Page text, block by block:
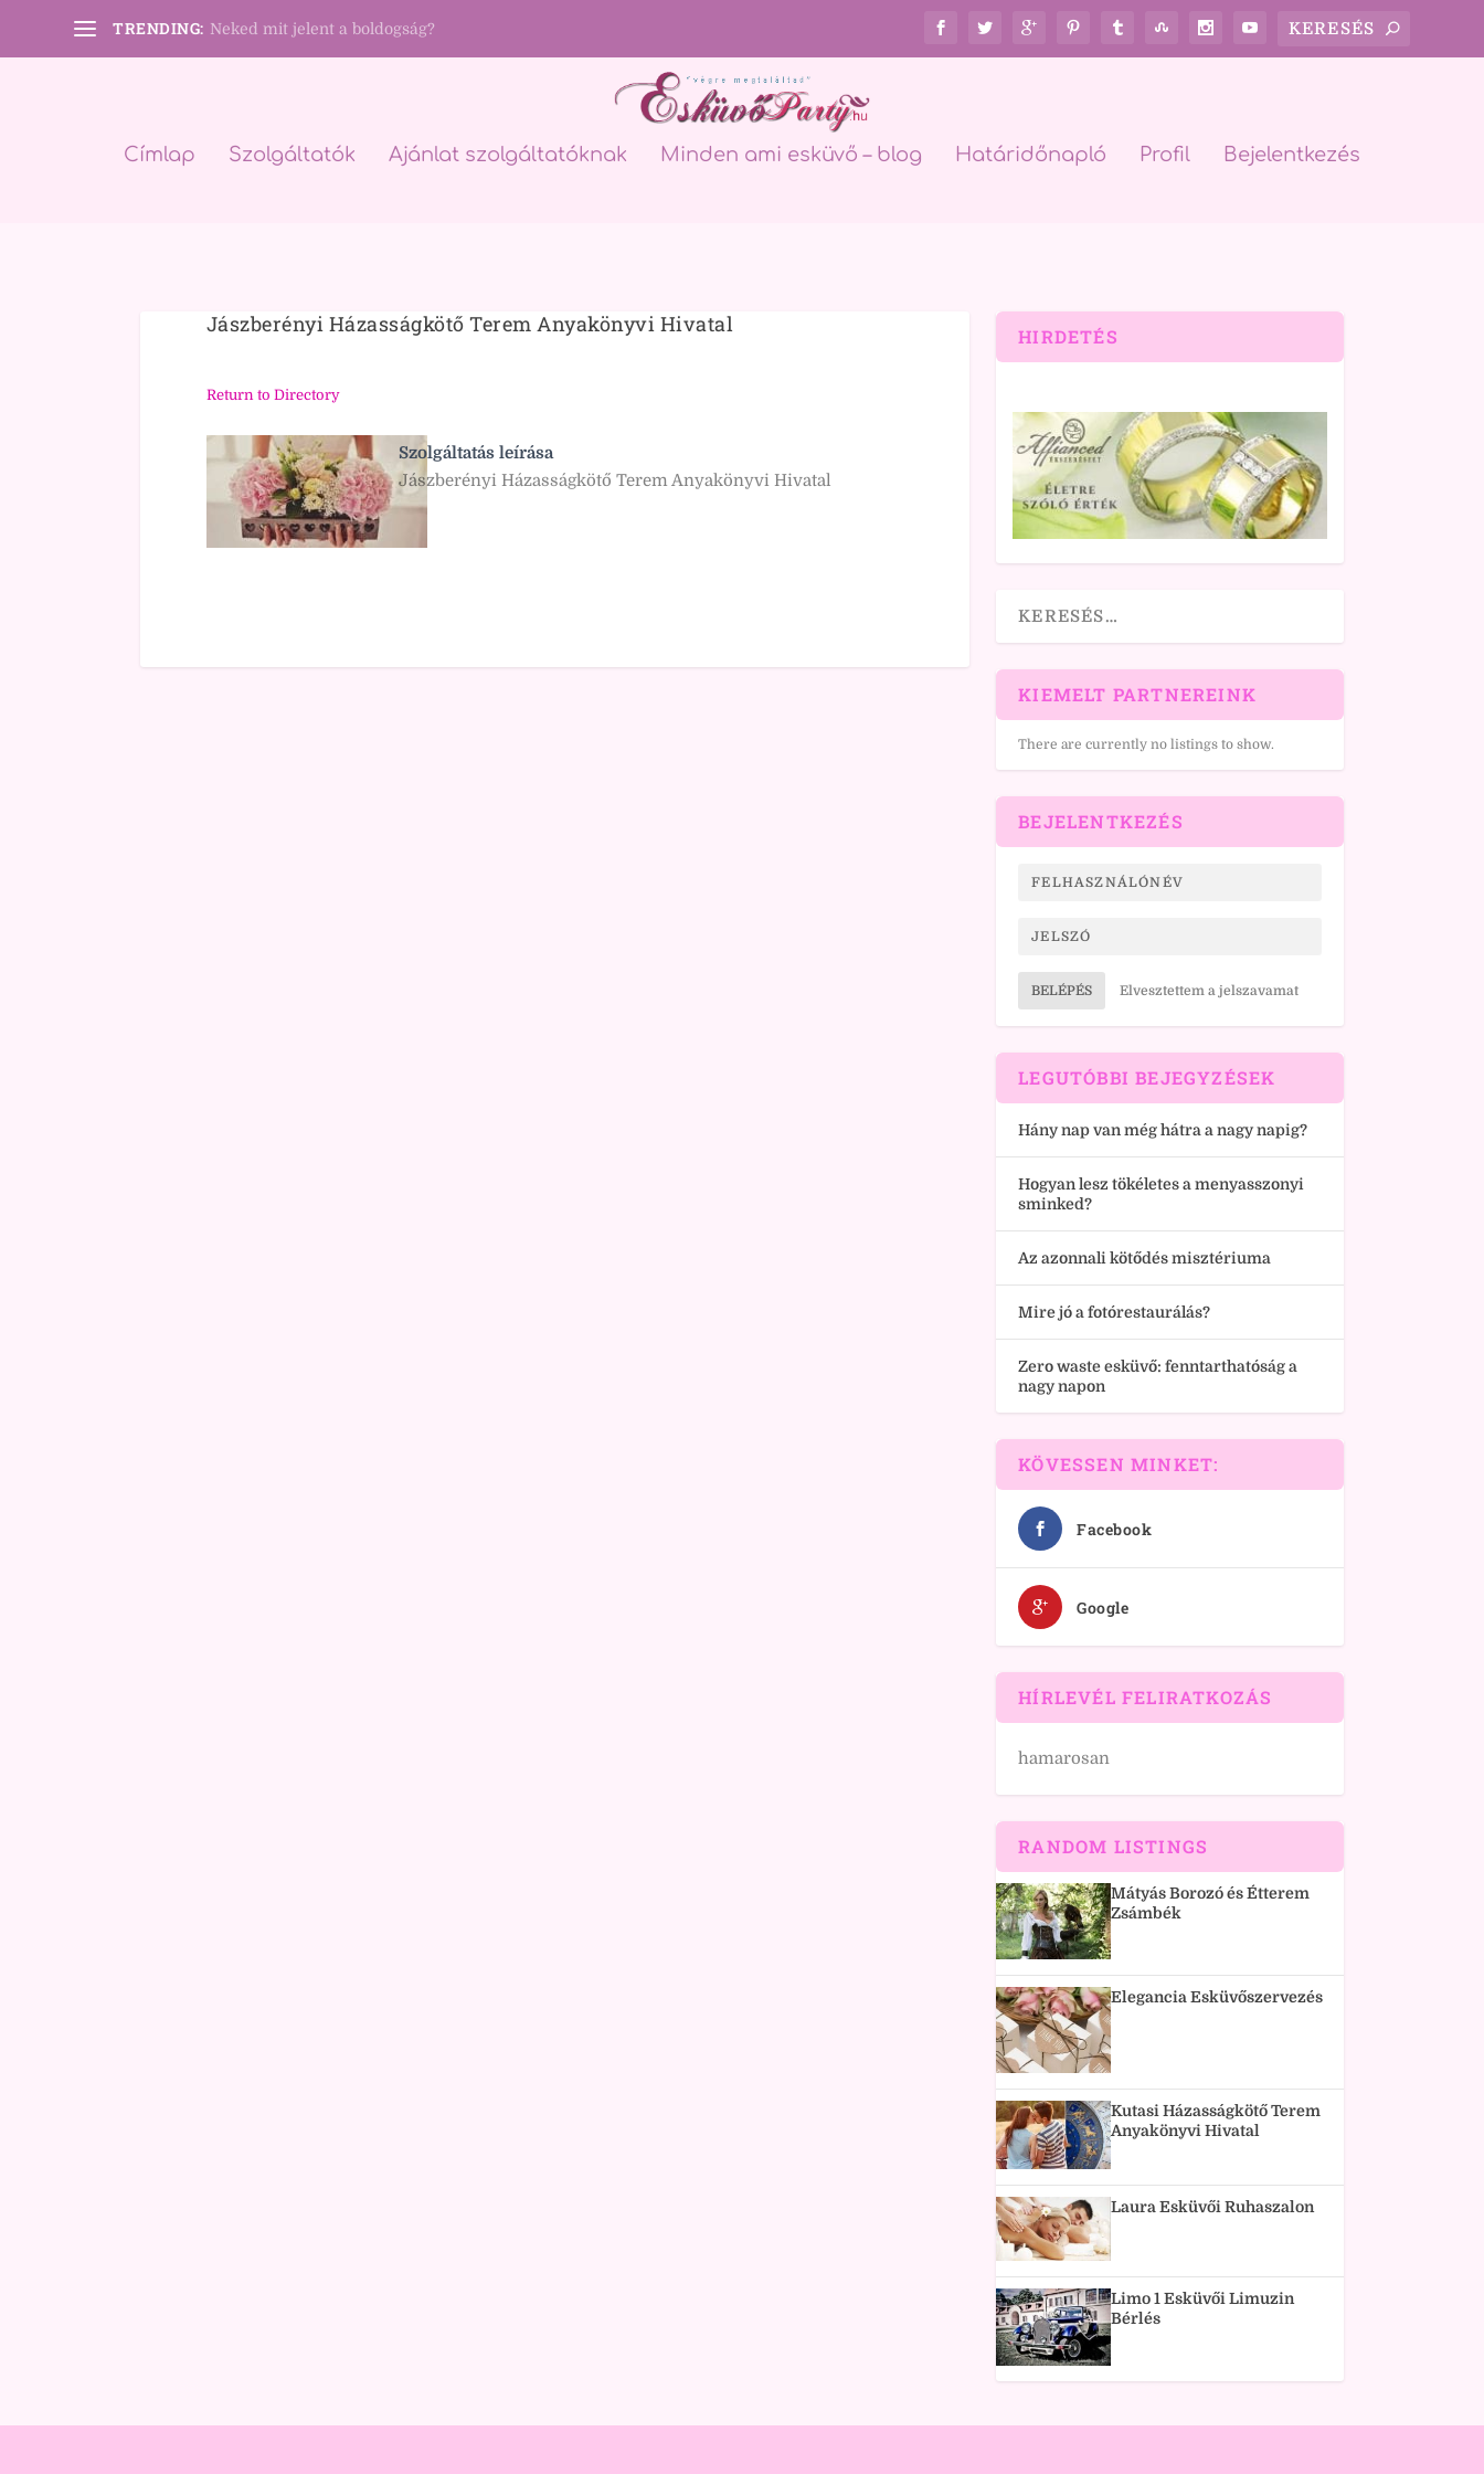
TRENDING: Neked mit jelent a boldogság?
Címlap Szolgáltatók Ajánlat szolgáltatóknak Minden ami esküvő – blog Határidőnapló Profil Bejelentkezés
Jászberényi Házasságkötő Terem Anyakönyvi Hivatal
Return to Directory
Szolgáltatás leírása
Jászberényi Házasságkötő Terem Anyakönyvi Hivatal
HIRDETÉS
KIEMELT PARTNEREINK
There are currently no listings to show.
BEJELENTKEZÉS
BELÉPÉS Elvesztettem a jelszavamat
LEGUTÓBBI BEJEGYZÉSEK
Hány nap van még hátra a nagy napig?
Hogyan lesz tökéletes a menyasszonyi
sminked?
Az azonnali kötődés misztériuma
Mire jó a fotórestaurálás?
Zero waste esküvő: fenntarthatóság a
nagy napon
KÖVESSEN MINKET:
Facebook
Google
HÍRLEVÉL FELIRATKOZÁS
hamarosan
RANDOM LISTINGS
Mátyás Borozó és Étterem
Zsámbék
Elegancia Esküvőszervezés
Kutasi Házasságkötő Terem
Anyakönyvi Hivatal
Laura Esküvői Ruhaszalon
Limo 1 Esküvői Limuzin
Bérlés